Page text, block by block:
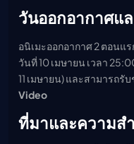
วันออกอากาศแ
อนิเมะออกอากาศ 2 ตอนแร
วันที่ 10 เมษายน เวลา
11 เมษายน) และสามารถรั
Video
ที่มาและความส